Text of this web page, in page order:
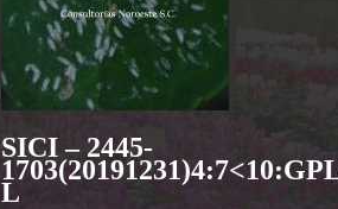
SICI – 2445-
L